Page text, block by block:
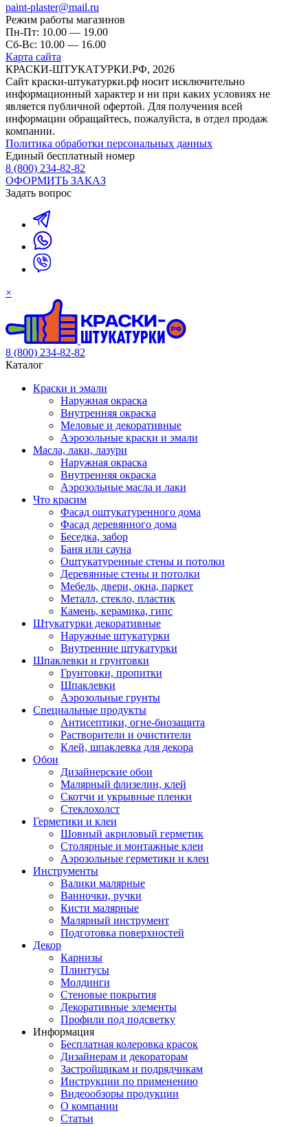
paint-plaster@mail.ru
Режим работы магазинов
Пн-Пт: 10.00 — 19.00
Сб-Вс: 10.00 — 16.00
Карта сайта
КРАСКИ-ШТУКАТУРКИ.РФ, 2026
Cайт краски-штукатурки.рф носит исключительно
информационный характер и ни при каких условиях не
является публичной офертой. Для получения всей
информации обращайтесь, пожалуйста, в отдел продаж
компании.
Политика обработки персональных данных
Единый бесплатный номер
8 (800) 234-82-82
ОФОРМИТЬ ЗАКАЗ
Задать вопрос
×
8 (800) 234-82-82
Каталог
Краски и эмали
Наружная окраска
Внутренняя окраска
Меловые и декоративные
Аэрозольные краски и эмали
Масла, лаки, лазури
Наружная окраска
Внутренняя окраска
Аэрозольные масла и лаки
Что красим
Фасад оштукатуренного дома
Фасад деревянного дома
Беседка, забор
Баня или сауна
Оштукатуренные стены и потолки
Деревянные стены и потолки
Мебель, двери, окна, паркет
Металл, стекло, пластик
Камень, керамика, гипс
Штукатурки декоративные
Наружные штукатурки
Внутренние штукатурки
Шпаклевки и грунтовки
Грунтовки, пропитки
Шпаклевки
Аэрозольные грунты
Специальные продукты
Антисептики, огне-биозащита
Растворители и очистители
Клей, шпаклевка для декора
Обои
Дизайнерские обои
Малярный флизелин, клей
Скотчи и укрывные пленки
Стеклохолст
Герметики и клеи
Шовный акриловый герметик
Столярные и монтажные клеи
Аэрозольные герметики и клеи
Инструменты
Валики малярные
Ванночки, ручки
Кисти малярные
Малярный инструмент
Подготовка поверхностей
Декор
Карнизы
Плинтусы
Молдинги
Стеновые покрытия
Декоративные элементы
Профили под подсветку
Информация
Бесплатная колеровка красок
Дизайнерам и декораторам
Застройщикам и подрядчикам
Инструкции по применению
Видеообзоры продукции
О компании
Статьи